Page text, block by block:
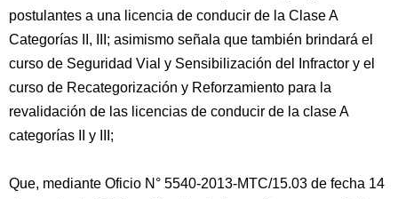
postulantes a una licencia de conducir de la Clase A
Categorías II, III; asimismo señala que también brindará el
curso de Seguridad Vial y Sensibilización del Infractor y el
curso de Recategorización y Reforzamiento para la
revalidación de las licencias de conducir de la clase A
categorías II y III;
Que, mediante Oficio N° 5540-2013-MTC/15.03 de fecha 14